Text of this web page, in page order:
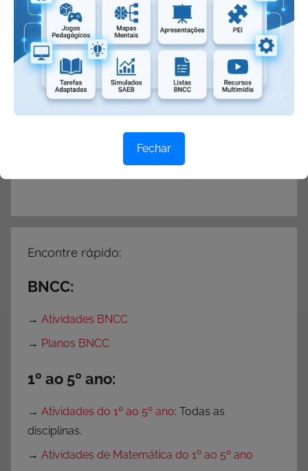
Seja específico, detalhista e aproveite ao
máximo a ferramenta!
Buscar no Site
Encontre rápido:
BNCC:
→ Atividades BNCC
→ Planos BNCC
1º ao 5º ano:
→ Atividades do 1º ao 5º ano: Todas as
disciplinas.
→ Atividades de Matemática do 1º ao 5º ano
Fechar